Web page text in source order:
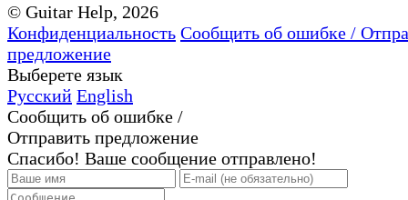
© Guitar Help, 2026
Конфиденциальность Сообщить об ошибке /
предложение
Выберете язык
Русский English
Сообщить об ошибке /
Отправить предложение
Спасибо! Ваше сообщение отправлено!